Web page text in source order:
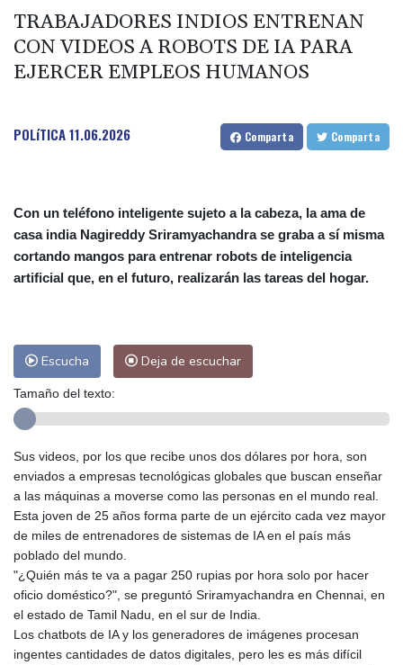
Netflix estrenará en primicia un adelanto del videojuego GTA VI
Aumento récord de las notificaciones por radicalización en Reino
Unido
TRABAJADORES INDIOS ENTRENAN
CON VIDEOS A ROBOTS DE IA PARA
EJERCER EMPLEOS HUMANOS
POLíTICA11.06.2026 Comparta Comparta
Con un teléfono inteligente sujeto a la cabeza, la ama de
casa india Nagireddy Sriramyachandra se graba a sí misma
cortando mangos para entrenar robots de inteligencia
artificial que, en el futuro, realizarán las tareas del hogar.
Escucha Deja de escuchar
Tamaño del texto:
Sus videos, por los que recibe unos dos dólares por hora, son
enviados a empresas tecnológicas globales que buscan enseñar
a las máquinas a moverse como las personas en el mundo real.
Esta joven de 25 años forma parte de un ejército cada vez mayor
de miles de entrenadores de sistemas de IA en el país más
poblado del mundo.
"¿Quién más te va a pagar 250 rupias por hora solo por hacer
oficio doméstico?", se preguntó Sriramyachandra en Chennai, en
el estado de Tamil Nadu, en el sur de India.
Los chatbots de IA y los generadores de imágenes procesan
ingentes cantidades de datos digitales, pero les es más difícil